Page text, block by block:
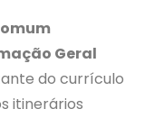
Geral
do currículo
itinerários